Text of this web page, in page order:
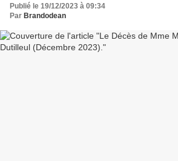
Publié le 19/12/2023 à 09:34
Par Brandodean